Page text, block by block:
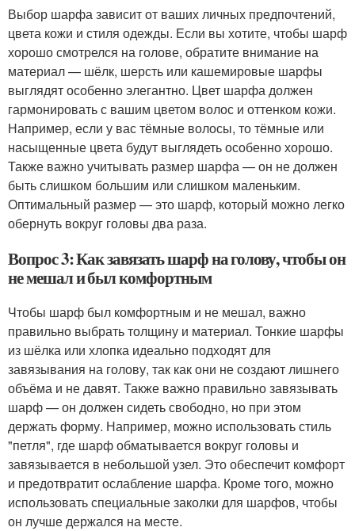
Выбор шарфа зависит от ваших личных предпочтений,
цвета кожи и стиля одежды. Если вы хотите, чтобы шарф
хорошо смотрелся на голове, обратите внимание на
материал — шёлк, шерсть или кашемировые шарфы
выглядят особенно элегантно. Цвет шарфа должен
гармонировать с вашим цветом волос и оттенком кожи.
Например, если у вас тёмные волосы, то тёмные или
насыщенные цвета будут выглядеть особенно хорошо.
Также важно учитывать размер шарфа — он не должен
быть слишком большим или слишком маленьким.
Оптимальный размер — это шарф, который можно легко
обернуть вокруг головы два раза.
Вопрос 3: Как завязать шарф на голову, чтобы он
не мешал и был комфортным
Чтобы шарф был комфортным и не мешал, важно
правильно выбрать толщину и материал. Тонкие шарфы
из шёлка или хлопка идеально подходят для
завязывания на голову, так как они не создают лишнего
объёма и не давят. Также важно правильно завязывать
шарф — он должен сидеть свободно, но при этом
держать форму. Например, можно использовать стиль
"петля", где шарф обматывается вокруг головы и
завязывается в небольшой узел. Это обеспечит комфорт
и предотвратит ослабление шарфа. Кроме того, можно
использовать специальные заколки для шарфов, чтобы
он лучше держался на месте.